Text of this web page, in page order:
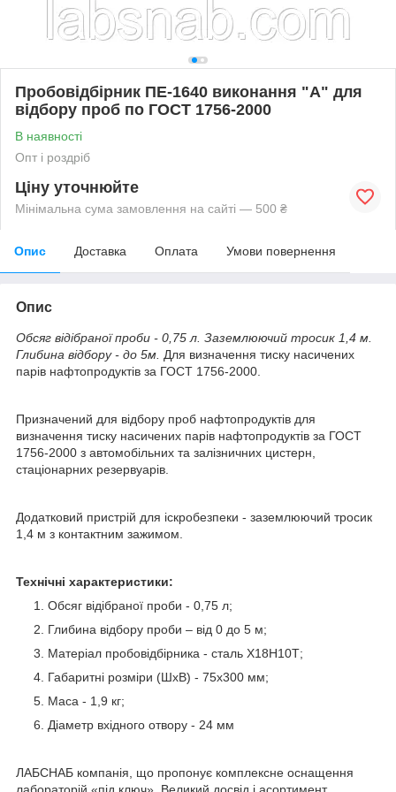
Пробовідбірник ПЕ-1640 виконання "А" для
відбору проб по ГОСТ 1756-2000
В наявності
Опт і роздріб
Ціну уточнюйте
Мінімальна сума замовлення на сайті — 500 ₴
Опис Доставка Оплата Умови повернення
Опис
Обсяг відібраної проби - 0,75 л. Заземлюючий тросик 1,4 м.
Глибина відбору - до 5м. Для визначення тиску насичених
парів нафтопродуктів за ГОСТ 1756-2000.
Призначений для відбору проб нафтопродуктів для
визначення тиску насичених парів нафтопродуктів за ГОСТ
1756-2000 з автомобільних та залізничних цистерн,
стаціонарних резервуарів.
Додатковий пристрій для іскробезпеки - заземлюючий тросик
1,4 м з контактним зажимом.
Технічні характеристики:
Обсяг відібраної проби - 0,75 л;
Глибина відбору проби – від 0 до 5 м;
Матеріал пробовідбірника - сталь Х18Н10Т;
Габаритні розміри (ШхВ) - 75х300 мм;
Маса - 1,9 кг;
Діаметр вхідного отвору - 24 мм
ЛАБСНАБ компанія, що пропонує комплексне оснащення
лабораторій «під ключ». Великий досвід і асортимент